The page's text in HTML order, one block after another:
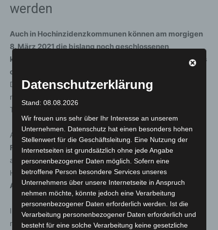
werden
Auch in Hochinzidenzkommunen können am morgigen
8. März 2021 die bislang noch geschlossenen
körpernahe Dienstleistungen wie etwa Kosmetikstudios
oder Tattoo-Studios öffnen.
Dienstleistung ein durchgehendes Tragen einer
medizinischen Maske nicht möglich ist, muss zuvor ein
Test gemacht werden.
Auch die neuen Regelungen zu
Fahr- und
Flugschulengreifen unabhängig von der Inzidenz. Und
auch dieBuchhandlungen und die Büchereien
Hochinzidenzkommunen öffnen,Bemusterungs- und
Anprobetermine sind möglich.
In Landkreisen oder kreisfreien Städten, in denen
morgen die 7-Tagesinzidenz über 100 liegt, kommen
Datenschutzerklärung
Stand: 08.08.2026
Wir freuen uns sehr über Ihr Interesse an unserem
Unternehmen. Datenschutz hat einen besonders hohen
Stellenwert für die Geschäftsleitung. Eine Nutzung der
Internetseiten ist grundsätzlich ohne jede Angabe
personenbezogener Daten möglich. Sofern eine
betroffene Person besondere Services unseres
Unternehmens über unsere Internetseite in Anspruch
nehmen möchte, könnte jedoch eine Verarbeitung
personenbezogener Daten erforderlich werden. Ist die
Verarbeitung personenbezogener Daten erforderlich und
besteht für eine solche Verarbeitung keine gesetzliche